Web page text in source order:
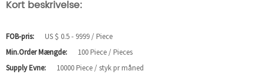
Kort beskrivelse:
FOB-pris:
US $ 0.5 - 9999 / Piece
Min.Order Mængde:
100 Piece / Pieces
Supply Evne:
10000 Piece / styk pr måned